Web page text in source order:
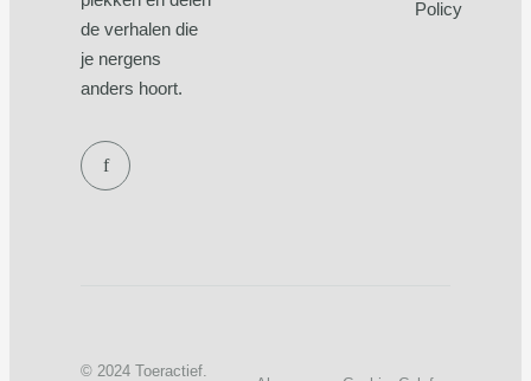
de verhalen die
je nergens
anders hoort.
f
Policy
© 2024 Toeractief.